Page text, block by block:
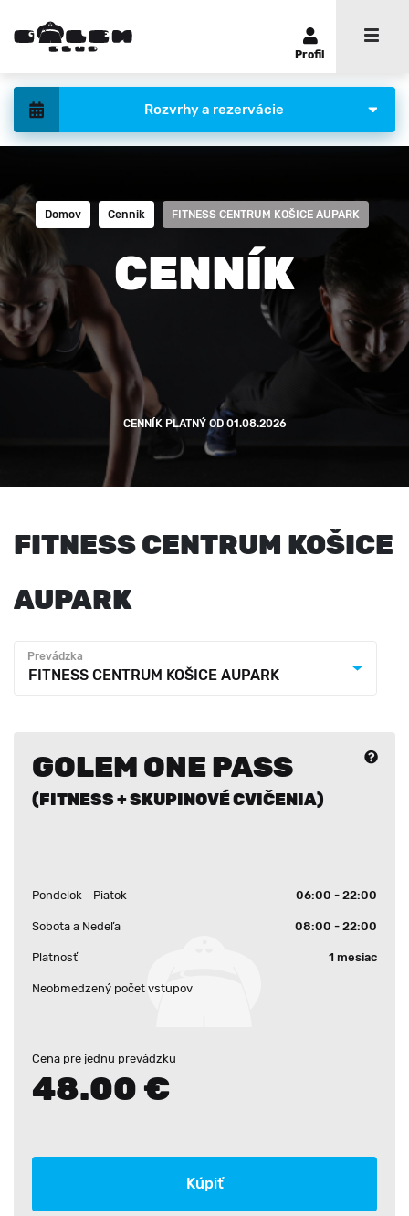
Profil
Rozvrhy a rezervácie
Domov Cennik FITNESS CENTRUM KOŠICE AUPARK
CENNÍK
CENNÍK PLATNÝ OD 01.08.2026
FITNESS CENTRUM KOŠICE
AUPARK
FITNESS CENTRUM KOŠICE AUPARK
Prevádzka
GOLEM ONE PASS
(FITNESS + SKUPINOVÉ CVIČENIA)
Pondelok - Piatok 06:00 - 22:00
Sobota a Nedeľa 08:00 - 22:00
Platnosť 1 mesiac
Neobmedzený počet vstupov
Cena pre jednu prevádzku
48.00 €
Kúpiť